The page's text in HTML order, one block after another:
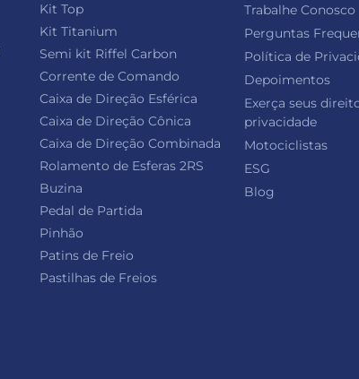
Kit Top
Kit Titanium
Semi kit Riffel Carbon
Corrente de Comando
Caixa de Direção Esférica
Caixa de Direção Cônica
Caixa de Direção Combinada
Rolamento de Esferas 2RS
Buzina
Pedal de Partida
Pinhão
Patins de Freio
Pastilhas de Freios
Trabalhe Conosco
Perguntas
Política de
Depoimentos
Exerça seus
privacidade
Motociclistas
ESG
Blog